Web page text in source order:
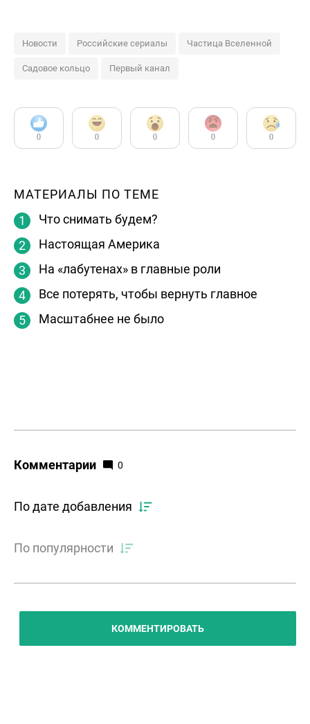
Новости Российские сериалы Частица Вселенной
Садовое кольцо Первый канал
0 0 0 0 0
МАТЕРИАЛЫ ПО ТЕМЕ
Что снимать будем?
Настоящая Америка
На «лабутенах» в главные роли
Все потерять, чтобы вернуть главное
Масштабнее не было
Комментарии 0
По дате добавления
По популярности
КОММЕНТИРОВАТЬ